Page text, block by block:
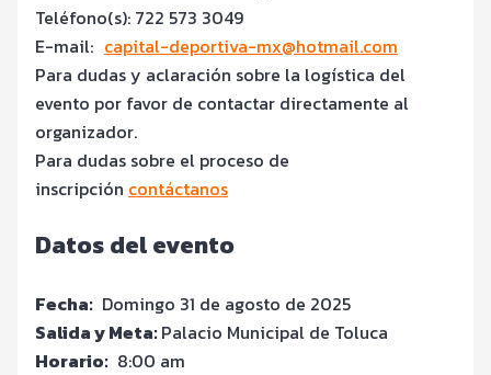
Teléfono(s): 722 573 3049
E-mail: capital-deportiva-mx@hotmail.com
Para dudas y aclaración sobre la logística del
evento por favor de contactar directamente al
organizador.
Para dudas sobre el proceso de
inscripción contáctanos
Datos del evento
Fecha: Domingo 31 de agosto de 2025
Salida y Meta:Palacio Municipal de Toluca
Horario: 8:00 am